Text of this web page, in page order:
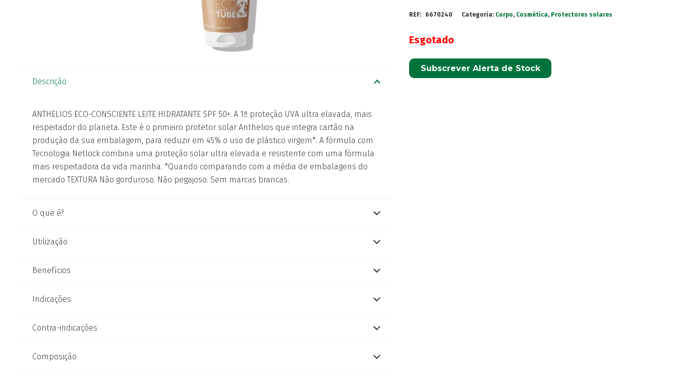
Descrição
ANTHELIOS ECO-CONSCIENTE LEITE HIDRATANTE SPF 50+. A 1ª proteção UVA ultra elavada, mais
respeitador do planeta. Este é o primeiro protetor solar Anthelios que integra cartão na
produção da sua embalagem, para reduzir em 45% o uso de plástico virgem*. A fórmula com
Tecnologia Netlock combina uma proteção solar ultra elevada e resistente com uma fórmula
mais respeitadora da vida marinha. *Quando comparando com a média de embalagens do
mercado TEXTURA Não gorduroso. Não pegajoso. Sem marcas brancas.
O que é?
Utilização
Benefícios
Indicações
Contra-indicações
Composição
REF: 6670240 Categoria: Corpo, Cosmética, Protectores solares
Esgotado
Subscrever Alerta de Stock